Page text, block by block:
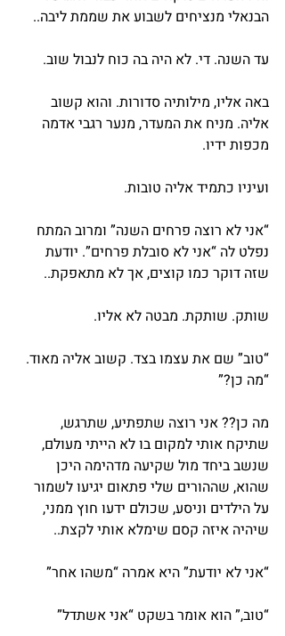
הבנאלי מנציחים לשבוע את שממת ליבה..
עד השנה. די. לא היה בה כוח לנבול שוב.
באה אליו, מילותיה סדורות. והוא קשוב
אליה. מניח את המעדר, מנער רגבי אדמה
מכפות ידיו.
ועיניו כתמיד אליה טובות.
“אני לא רוצה פרחים השנה” ומרוב המתח
נפלט לה “אני לא סובלת פרחים”. יודעת
שזה דוקר כמו קוצים, אך לא מתאפקת..
שותק. שותקת. מבטה לא אליו.
“טוב” שם את עצמו בצד. קשוב אליה מאוד.
“מה כן?”
מה כן?? אני רוצה שתפתיע, שתרגש,
שתיקח אותי למקום בו לא הייתי מעולם,
שנשב ביחד מול שקיעה מדהימה היכן
שהוא, שההורים שלי פתאום יגיעו לשמור
על הילדים וניסע, שכולם ידעו חוץ ממני,
שיהיה איזה קסם שימלא אותי לקצת..
“אני לא יודעת” היא אמרה “משהו אחר”
“טוב,” הוא אומר בשקט “אני אשתדל”